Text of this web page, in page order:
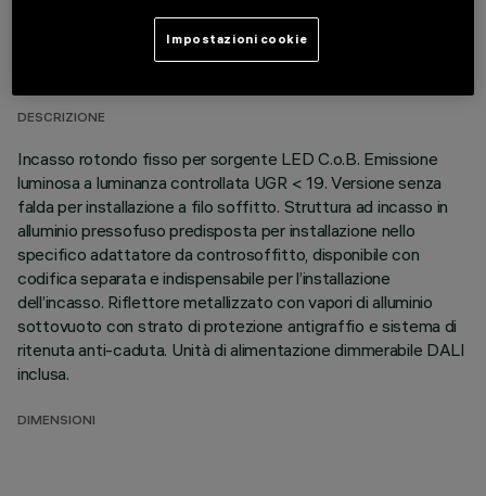
DATI TECNICI
ULTIMO AGGIORNAMENTO: 01/08/2026
DESCRIZIONE
Incasso rotondo fisso per sorgente LED C.o.B. Emissione
luminosa a luminanza controllata UGR < 19. Versione senza
falda per installazione a filo soffitto. Struttura ad incasso in
alluminio pressofuso predisposta per installazione nello
specifico adattatore da controsoffitto, disponibile con
codifica separata e indispensabile per l’installazione
dell’incasso. Riflettore metallizzato con vapori di alluminio
sottovuoto con strato di protezione antigraffio e sistema di
ritenuta anti-caduta. Unità di alimentazione dimmerabile DALI
inclusa.
DIMENSIONI
Impostazioni cookie